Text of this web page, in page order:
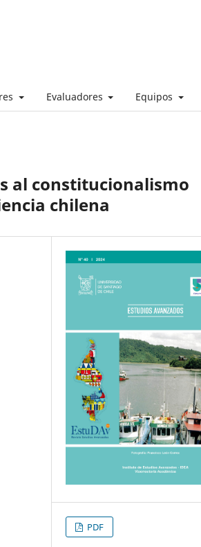
Evaluadores Equipos
al constitucionalismo
chilena
PDF